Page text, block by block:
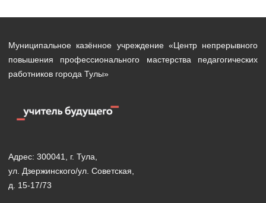
Муниципальное казённое учреждение «Центр непрерывного
повышения профессионального мастерства педагогических
работников города Тулы»
Адрес: 300041, г. Тула,
ул. Дзержинского/ул. Советская,
д. 15-17/73